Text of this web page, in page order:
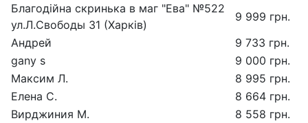
Благодійна скринька в маг "Ева" №522
ул.Л.Свободы 31 (Харків)
9 999 грн.
Андрей
9 733 грн.
gany s
9 000 грн.
Максим Л.
8 995 грн.
Елена С.
8 664 грн.
Вирджиния М.
8 558 грн.